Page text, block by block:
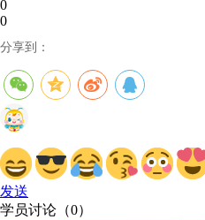
0
0
分享到：
发送
学员讨论（0）